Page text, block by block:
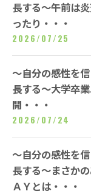
長する～午前は
ったり・・・
2026/07/25
～自分の感性を
長する～大学卒
開・・・
2026/07/24
～自分の感性を
長する～まさか
ＡＹとは・・・